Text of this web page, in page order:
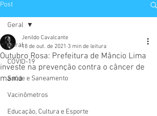
Post
Geral
COVID-19
Saúde e Saneamento
Vacinômetros
Educação, Cultura e Esporte
Geral
Outubro Rosa: Prefeitura de Mâncio Lima
investe na prevenção contra o câncer de
mama
Jenildo Cavalcante
18 de out. de 2021 3 min de leitura